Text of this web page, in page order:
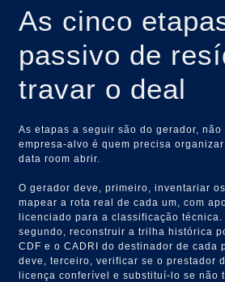
As cinco
passivo de
travar o deal
As etapas a seguir são do gerador,
empresa-alvo é quem precisa
data room abrir.
O gerador deve, primeiro, inventariar
mapear a rota real de cada um, com
licenciado para a classificação técnica.
segundo, reconstruir a trilha histórica
CDF e o CADRI do destinador de cada
deve, terceiro, verificar se o prestador
licença conferível e substituí-lo se não